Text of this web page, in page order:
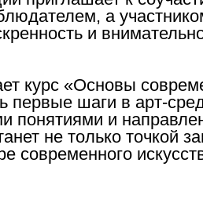
а
и
курс «Основы
первые шаги в арт-
понятиями и
не только точкой
современного